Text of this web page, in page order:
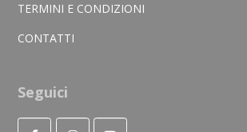
TERMINI E CONDIZIONI
CONTATTI
Seguici